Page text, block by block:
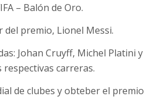
– Balón de Oro.
del premio, Lionel Messi.
Johan Cruyff, Michel Platini y
carreras.
de clubes y obteber el premio